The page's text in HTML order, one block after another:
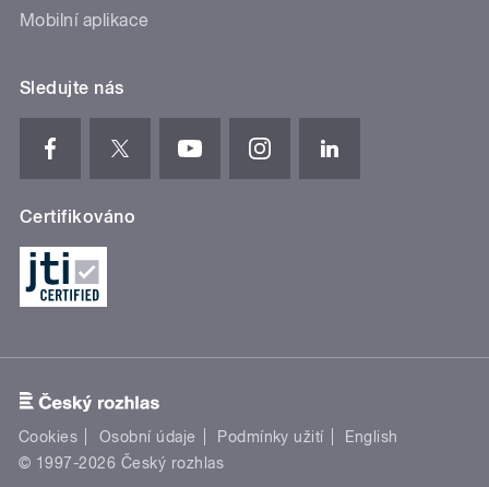
Mobilní aplikace
Sledujte nás
Certifikováno
Cookies Osobní údaje Podmínky užití
English
© 1997-2026 Český rozhlas